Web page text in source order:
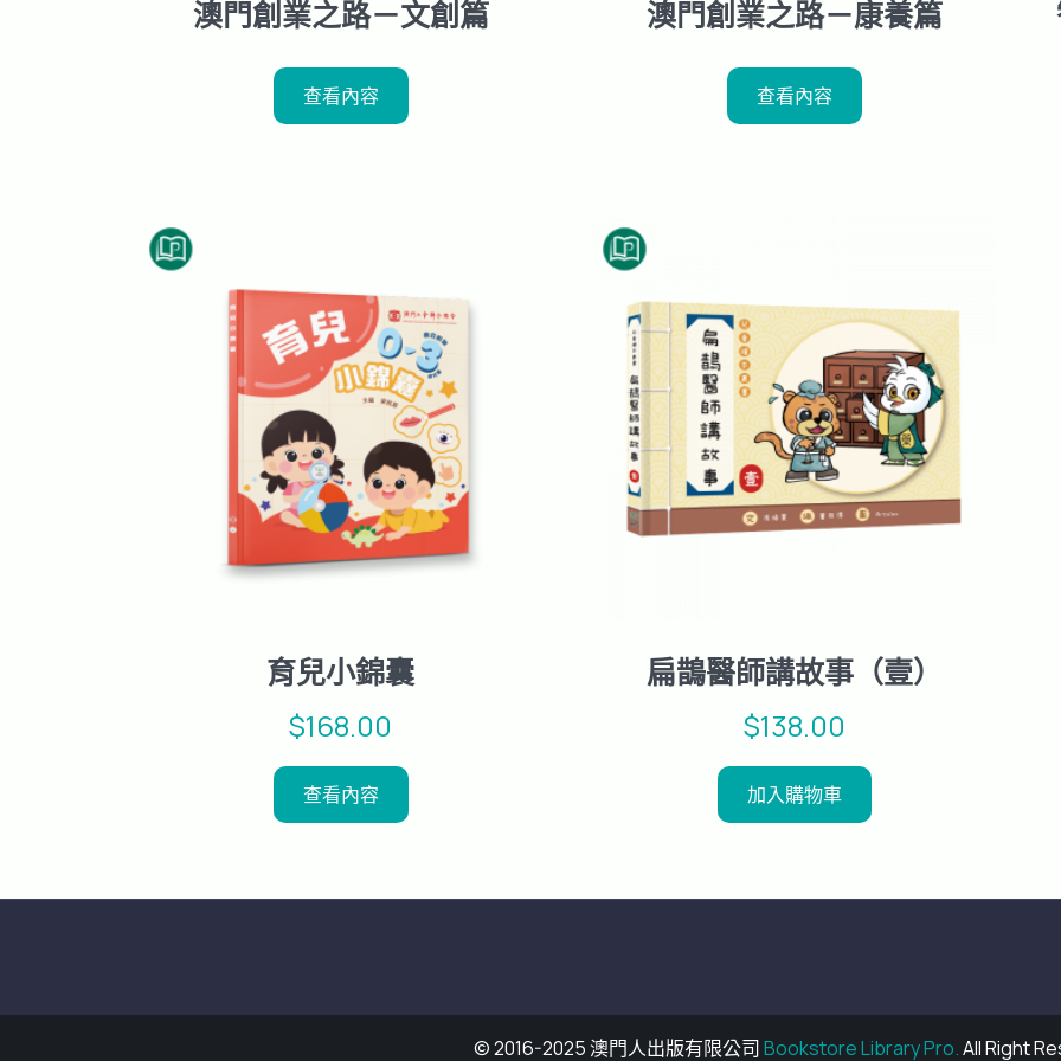
澳門創業之路－文創篇
查看內容
澳門創業之路－康養篇
查看內容
育兒小錦囊
$168.00
查看內容
扁鵲醫師講故事（壹）
$138.00
加入購物車
© 2016-2025 澳門人出版有限公司Bookstore Library Pro.All Right